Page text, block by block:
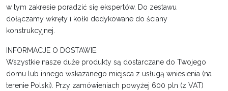
w tym zakresie poradzić się ekspertów. Do zestawu
dołączamy wkręty i kołki dedykowane do ściany
konstrukcyjnej.
INFORMACJE O DOSTAWIE:
Wszystkie nasze duże produkty są dostarczane do Twojego
domu lub innego wskazanego miejsca z usługą wniesienia (na
terenie Polski). Przy zamówieniach powyżej 600 pln (z VAT)